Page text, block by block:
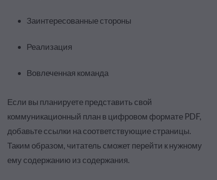
Заинтересованные стороны
Реализация
Вовлеченная команда
Если вы планируете представить свой
коммуникационный план в цифровом формате PDF,
добавьте ссылки на соответствующие страницы.
Таким образом, читатель сможет перейти к нужному
ему содержанию из содержания.